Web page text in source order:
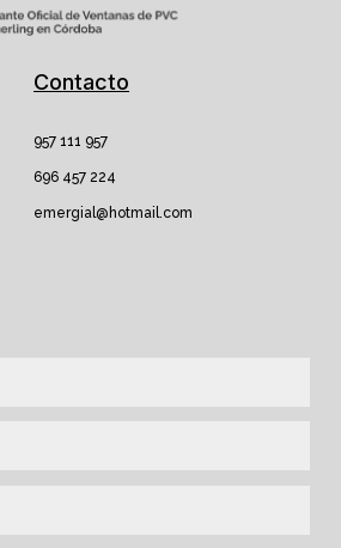
Contacto
957 111 957
696 457 224
emergial@hotmail.com